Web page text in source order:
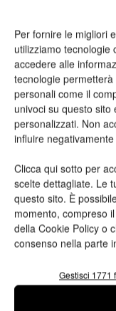
Per fornire le migliori
utilizziamo tecnologie
accedere alle
tecnologie
personali come il
univoci su questo
personalizzati. Non
influire
Clicca qui sotto per
scelte dettagliate. Le
questo sito. È
momento, compreso
della Cookie Policy o
consenso nella parte
Gestisci 1771
Telefono
Oggetto